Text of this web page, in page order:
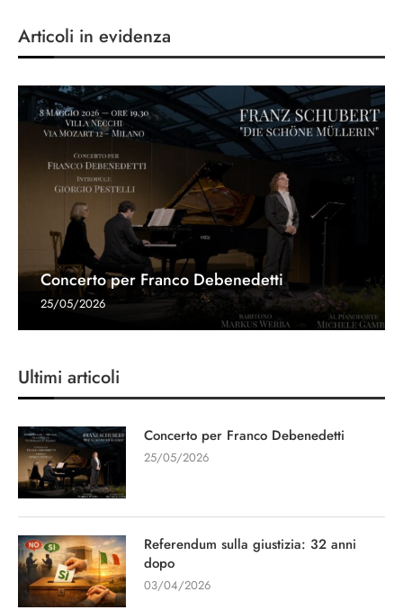
Articoli in evidenza
Concerto per Franco Debenedetti
25/05/2026
Ultimi articoli
Concerto per Franco Debenedetti
25/05/2026
Referendum sulla giustizia: 32 anni
dopo
03/04/2026